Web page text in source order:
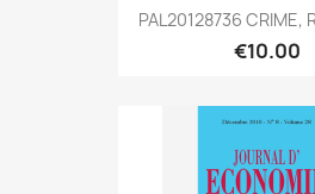
PAL20128736 CRIME,
€10.00